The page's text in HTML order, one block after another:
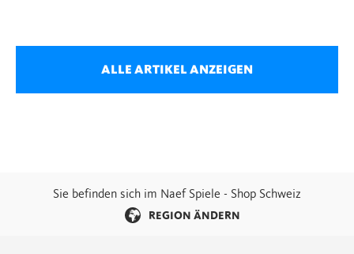
ALLE ARTIKEL ANZEIGEN
Sie befinden sich im Naef Spiele - Shop Schweiz
REGION ÄNDERN